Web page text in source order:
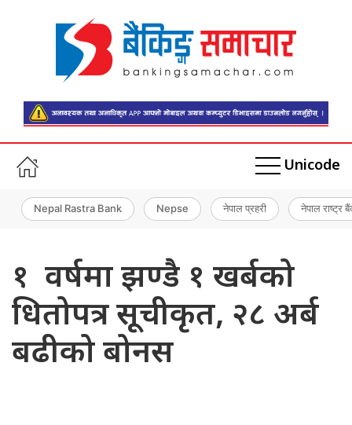
Unicode
Nepal Rastra Bank Nepse नेपाल प्रहरी नेपाल राष्ट्र
१ वर्षमा झण्डै १ खर्बको
धितोपत्र सूचीकृत, २८ अर्ब
बढीको बोनस